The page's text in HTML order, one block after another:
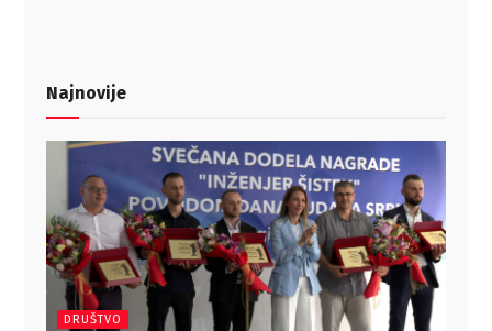
Najnovije
DRUŠTVO